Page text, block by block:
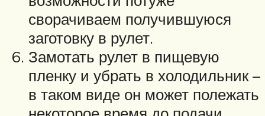
сворачиваем получившуюся
заготовку в рулет.
Замотать рулет в пищевую
пленку и убрать в холодильник –
в таком виде он может полежать